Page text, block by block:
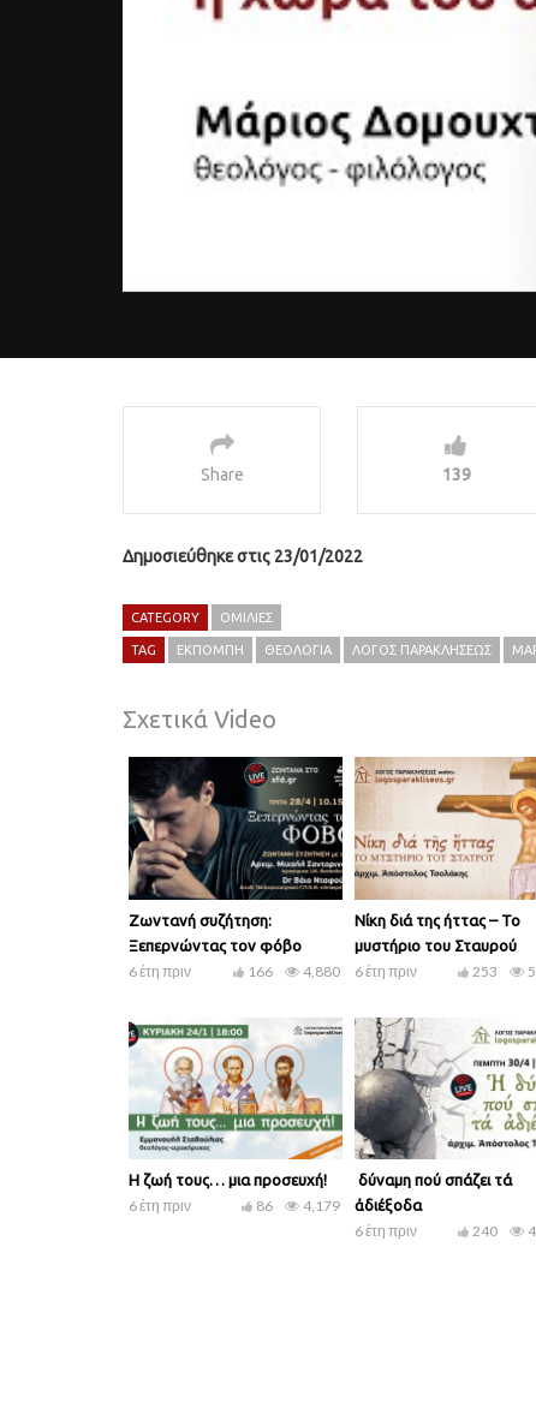
Share 139
Δημοσιεύθηκε στις 23/01/2022
CATEGORY ΟΜΙΛΊΕΣ
TAG ΕΚΠΟΜΠΉ ΘΕΟΛΟΓΊΑ ΛΌΓΟΣ ΠΑΡΑΚΛΉΣΕΩΣ
Σχετικά Video
Ζωντανή συζήτηση:
Ξεπερνώντας τον φόβο
6 έτη πριν 4,880
166
Νίκη διά της ήττας – Το
μυστήριο του Σταυρού
6 έτη πριν 253
Η ζωή τους… μια προσευχή!
6 έτη πριν 4,179
86
Ἡ δύναμη πού σπάζει τά
ἀδιέξοδα
6 έτη πριν 240